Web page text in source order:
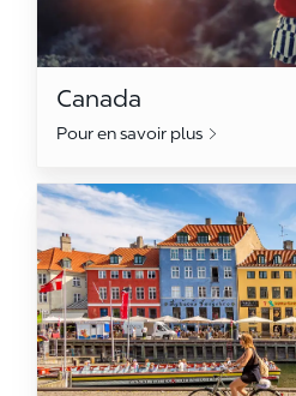
Canada
Pour en savoir plus
Danemark